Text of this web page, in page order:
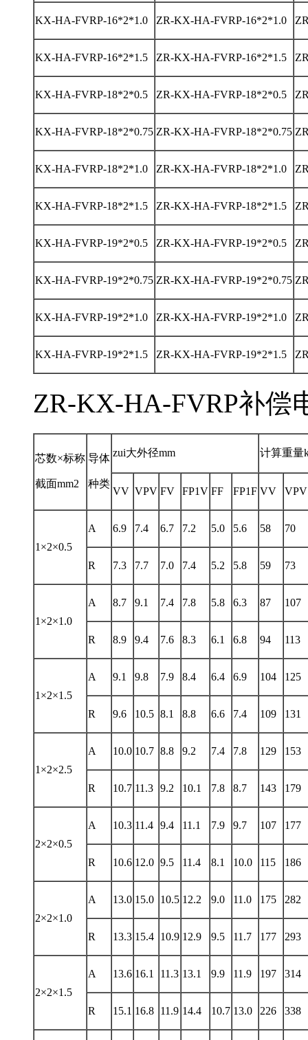
KX-HA-FVRP-16*2*1.0 ZR-KX-HA-FVRP-16*2*1.0
KX-HA-FVRP-16*2*1.5 ZR-KX-HA-FVRP-16*2*1.5
KX-HA-FVRP-18*2*0.5 ZR-KX-HA-FVRP-18*2*0.5
KX-HA-FVRP-18*2*0.75 ZR-KX-HA-FVRP-18*2*0.75
KX-HA-FVRP-18*2*1.0 ZR-KX-HA-FVRP-18*2*1.0
KX-HA-FVRP-18*2*1.5 ZR-KX-HA-FVRP-18*2*1.5
KX-HA-FVRP-19*2*0.5 ZR-KX-HA-FVRP-19*2*0.5
KX-HA-FVRP-19*2*0.75 ZR-KX-HA-FVRP-19*2*0.75
KX-HA-FVRP-19*2*1.0 ZR-KX-HA-FVRP-19*2*1.0
KX-HA-FVRP-19*2*1.5 ZR-KX-HA-FVRP-19*2*1.5
ZR-KX-HA-FVRP补偿
芯数×标称
截面mm2
导体
种类
zui大外径mm 计算重量
VV VPV FV FP1V FF FP1F VV VPV
1×2×0.5
A 6.9 7.4 6.7 7.2 5.0 5.6 58 70
R 7.3 7.7 7.0 7.4 5.2 5.8 59 73
1×2×1.0
A 8.7 9.1 7.4 7.8 5.8 6.3 87 107
R 8.9 9.4 7.6 8.3 6.1 6.8 94 113
1×2×1.5
A 9.1 9.8 7.9 8.4 6.4 6.9 104 125
R 9.6 10.5 8.1 8.8 6.6 7.4 109 131
1×2×2.5
A 10.0 10.7 8.8 9.2 7.4 7.8 129 153
R 10.7 11.3 9.2 10.1 7.8 8.7 143 179
2×2×0.5
A 10.3 11.4 9.4 11.1 7.9 9.7 107 177
R 10.6 12.0 9.5 11.4 8.1 10.0 115 186
2×2×1.0
A 13.0 15.0 10.5 12.2 9.0 11.0 175 282
R 13.3 15.4 10.9 12.9 9.5 11.7 177 293
2×2×1.5
A 13.6 16.1 11.3 13.1 9.9 11.9 197 314
R 15.1 16.8 11.9 14.4 10.7 13.0 226 338